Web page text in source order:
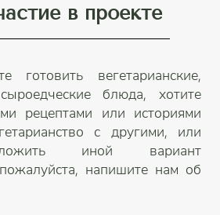
в проекте
вегетарианские,
блюда, хотите
рецептами или историями
с другими, или
иной вариант
пожалуйста, напишите нам об